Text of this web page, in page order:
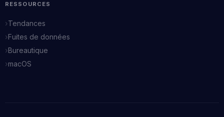
RESSOURCES
Tendances
Fuites de données
Bureautique
macOS